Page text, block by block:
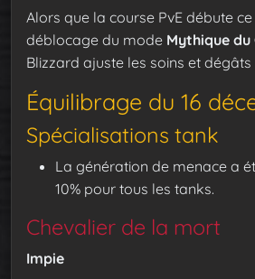
Alors que la course PvE débute
déblocage du mode Mythique
Blizzard ajuste les soins et
Équilibrage du 16
Spécialisations tank
La génération de menace a
10% pour tous les tanks.
Chevalier de la mort
Impie